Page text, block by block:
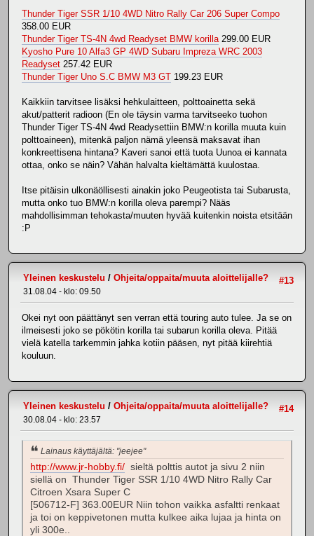
Thunder Tiger SSR 1/10 4WD Nitro Rally Car 206 Super Compo
358.00 EUR
Thunder Tiger TS-4N 4wd Readyset BMW korilla 299.00 EUR
Kyosho Pure 10 Alfa3 GP 4WD Subaru Impreza WRC 2003
Readyset 257.42 EUR
Thunder Tiger Uno S.C BMW M3 GT 199.23 EUR
Kaikkiin tarvitsee lisäksi hehkulaitteen, polttoainetta sekä
akut/patterit radioon (En ole täysin varma tarvitseeko tuohon
Thunder Tiger TS-4N 4wd Readysettiin BMW:n korilla muuta kuin
polttoaineen), mitenkä paljon nämä yleensä maksavat ihan
konkreettisena hintana? Kaveri sanoi että tuota Uunoa ei kannata
ottaa, onko se näin? Vähän halvalta kieltämättä kuulostaa.
Itse pitäisin ulkonäöllisesti ainakin joko Peugeotista tai Subarusta,
mutta onko tuo BMW:n korilla oleva parempi? Nääs
mahdollisimman tehokasta/muuten hyvää kuitenkin noista etsitään
:P
#13
Yleinen keskustelu / Ohjeita/oppaita/muuta aloittelijalle?
31.08.04 - klo: 09.50
Okei nyt oon päättänyt sen verran että touring auto tulee. Ja se on
ilmeisesti joko se pökötin korilla tai subarun korilla oleva. Pitää
vielä katella tarkemmin jahka kotiin pääsen, nyt pitää kiirehtiä
kouluun.
#14
Yleinen keskustelu / Ohjeita/oppaita/muuta aloittelijalle?
30.08.04 - klo: 23.57
Lainaus käyttäjältä: "jeejee"
http://www.jr-hobby.fi/ sieltä polttis autot ja sivu 2 niin
siellä on Thunder Tiger SSR 1/10 4WD Nitro Rally Car
Citroen Xsara Super C
[506712-F] 363.00EUR Niin tohon vaikka asfaltti renkaat
ja toi on keppivetonen mutta kulkee aika lujaa ja hinta on
yli 300e..